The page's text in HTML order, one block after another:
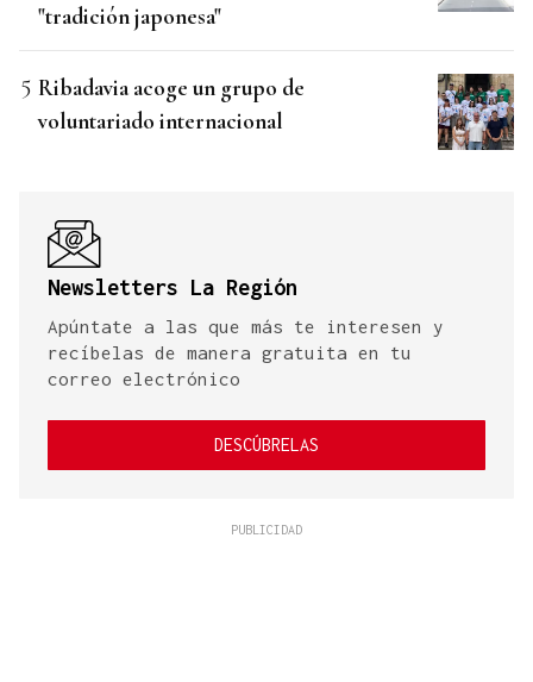
"tradición japonesa"
Ribadavia acoge un grupo de
voluntariado internacional
Newsletters La Región
Apúntate a las que más te interesen y
recíbelas de manera gratuita en tu
correo electrónico
DESCÚBRELAS